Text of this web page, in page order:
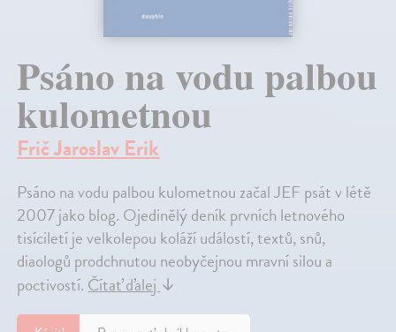
Psáno na vodu palbou
kulometnou
Frič Jaroslav Erik
Psáno na vodu palbou kulometnou začal JEF psát v létě
2007 jako blog. Ojedinělý deník prvních letnového
tisíciletí je velkolepou koláží událostí, textů, snů,
diaologů prodchnutou neobyčejnou mravní silou a
poctivostí. Čítať ďalej ↓